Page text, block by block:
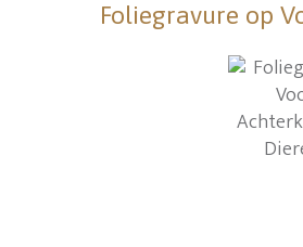
Foliegravure op